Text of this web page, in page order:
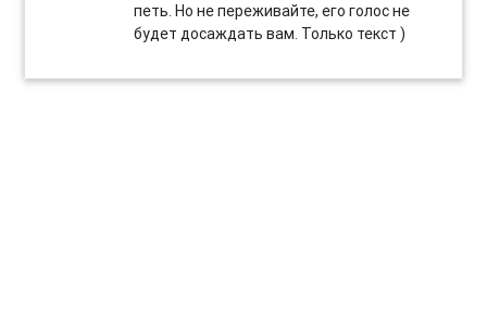
петь. Но не переживайте, его голос не
будет досаждать вам. Только текст )